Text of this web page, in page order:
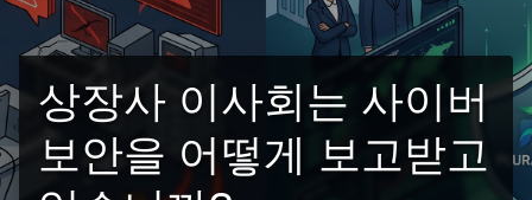
상장사 이사회는 사이버
보안을 어떻게 보고받고